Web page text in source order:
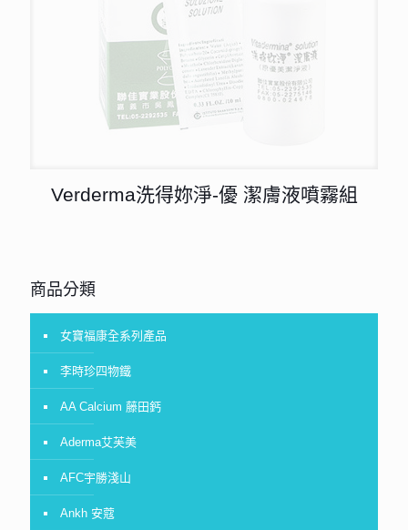
Verderma洗得妳淨-優 潔膚液噴霧組
商品分類
女寶福康全系列產品
李時珍四物鐵
AA Calcium 藤田鈣
Aderma艾芙美
AFC宇勝淺山
Ankh 安蔻